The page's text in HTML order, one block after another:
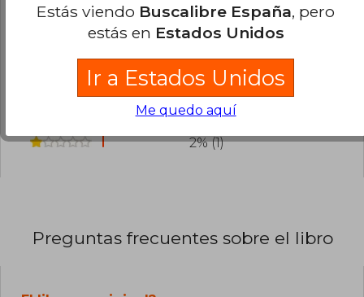
77% (44)
14% (8)
5% (3)
2% (1)
2% (1)
Preguntas frecuentes sobre el libro
Estás viendo Buscalibre España, pero
estás en Estados Unidos
Ir a Estados Unidos
Me quedo aquí